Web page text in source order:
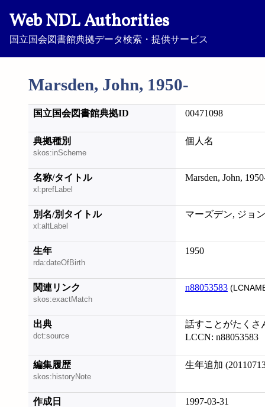
Web NDL Authorities
国立国会図書館典拠データ検索・提供サービス
Marsden, John, 1950-
国立国会図書館典拠ID 00471098
典拠種別
skos:inScheme
個人名
名称/タイトル
xl:prefLabel
Marsden, John,
別名/別タイトル
xl:altLabel
マーズデン, ジョン
生年
rda:dateOfBirth
1950
関連リンク
skos:exactMatch
n88053583
出典
dct:source
話すことがたく
LCCN: n88053583
編集履歴
skos:historyNote
生年追加
作成日 1997-03-31